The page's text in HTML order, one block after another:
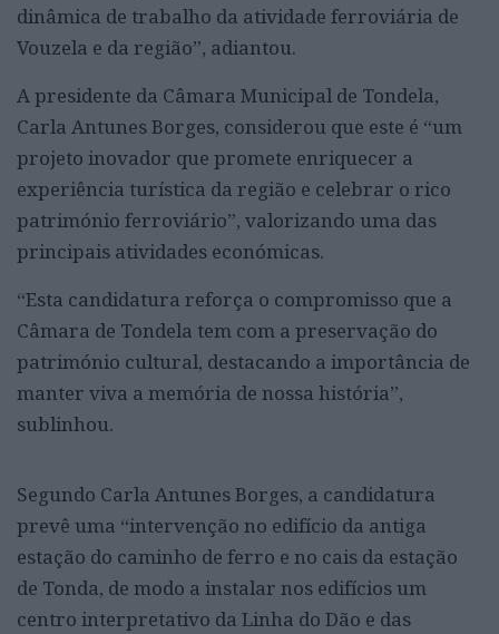
dinâmica de trabalho da atividade ferroviária de
Vouzela e da região”, adiantou.
A presidente da Câmara Municipal de Tondela,
Carla Antunes Borges, considerou que este é “um
projeto inovador que promete enriquecer a
experiência turística da região e celebrar o rico
património ferroviário”, valorizando uma das
principais atividades económicas.
“Esta candidatura reforça o compromisso que a
Câmara de Tondela tem com a preservação do
património cultural, destacando a importância de
manter viva a memória de nossa história”,
sublinhou.
Segundo Carla Antunes Borges, a candidatura
prevê uma “intervenção no edifício da antiga
estação do caminho de ferro e no cais da estação
de Tonda, de modo a instalar nos edifícios um
centro interpretativo da Linha do Dão e das